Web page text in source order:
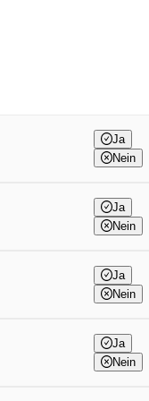
Ja
Nein
Ja
Nein
Ja
Nein
Ja
Nein